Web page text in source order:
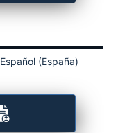
Español (España)